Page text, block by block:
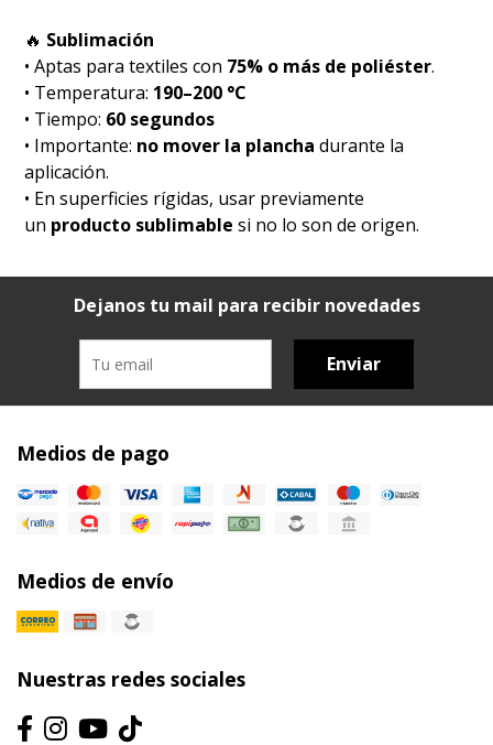
🔥 Sublimación
• Aptas para textiles con 75% o más de poliéster.
• Temperatura: 190–200 °C
• Tiempo: 60 segundos
• Importante: no mover la plancha durante la
aplicación.
• En superficies rígidas, usar previamente
un producto sublimable si no lo son de origen.
Dejanos tu mail para recibir novedades
Enviar
Medios de pago
Medios de envío
Nuestras redes sociales